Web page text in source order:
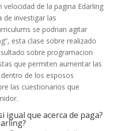
de la pagina Edarling
de investigar las
se podrian agitar
esta clase sobre realizado
sobre programacion
que permiten aumentar las
de los esposos
las cuestionarios que
igual que acerca de paga?